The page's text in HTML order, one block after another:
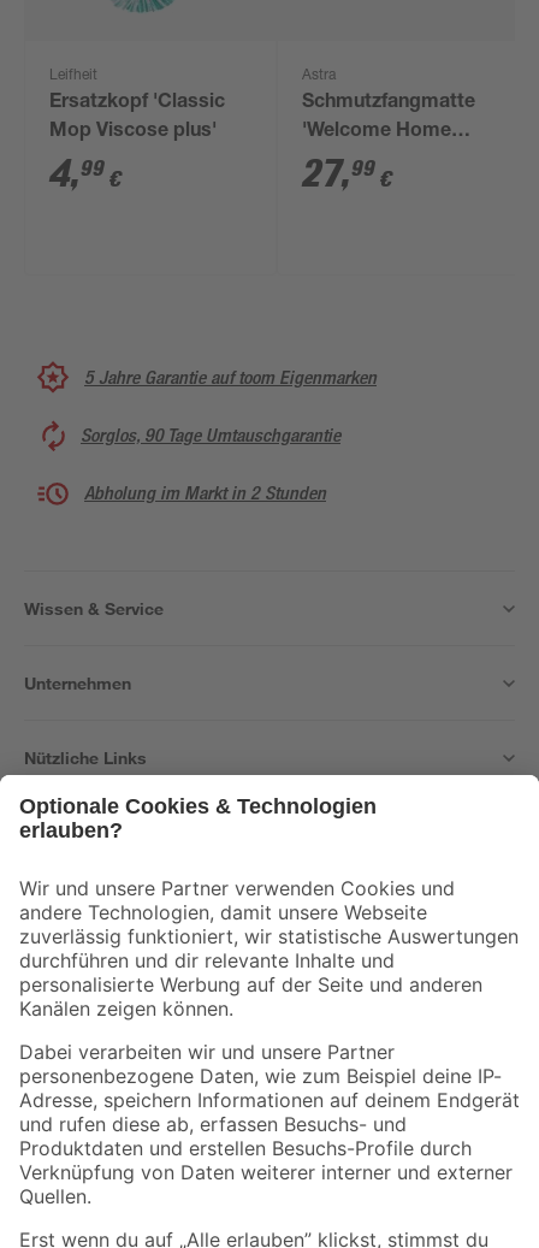
Leifheit
Ersatzkopf 'Classic
Mop Viscose plus'
4,99 €
Astra
Schmutzfangmatte
'Welcome Home
D.016' beton 50 x 70
cm
27,99 €
5 Jahre Garantie auf toom Eigenmarken
Sorglos, 90 Tage Umtauschgarantie
Abholung im Markt in 2 Stunden
Wissen & Service
Unternehmen
Nützliche Links
Der toom Newsletter: Keine Angebote und Aktionen mehr verpassen!
Zur Newsletter Anmeldung
Folge uns
Zahlungsarten Versandarten
Sicher einkaufen